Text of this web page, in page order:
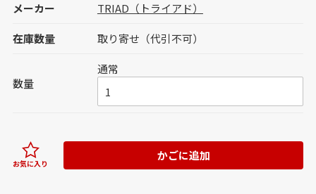
メーカー TRIAD（トライアド）
在庫数量 取り寄せ（代引不可）
数量
通常
かごに追加
お気に入り